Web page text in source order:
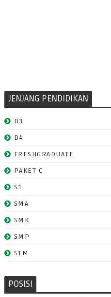
JENJANG PENDIDIKAN
D3
D4
FRESHGRADUATE
PAKET C
S1
SMA
SMK
SMP
STM
POSISI